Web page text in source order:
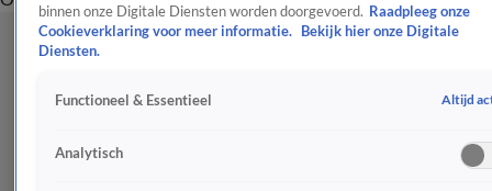
binnen onze Digitale Diensten worden doorgevoerd. Raadpleeg onze
Cookieverklaring voor meer informatie.
Bekijk hier onze Digitale
Diensten.
Functioneel & Essentieel Altijd
Analytisch